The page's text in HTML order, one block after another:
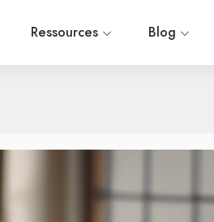
Ressources Blog